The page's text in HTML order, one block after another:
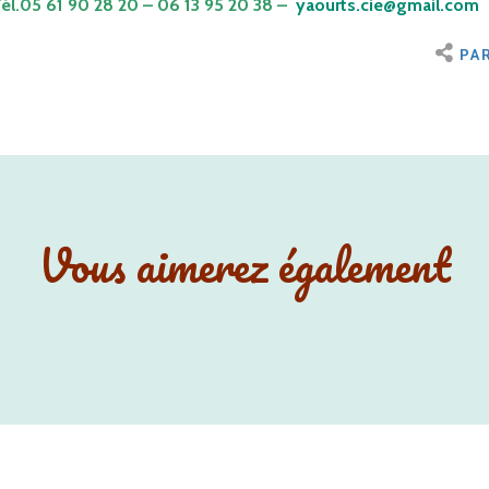
61 90 28 20 – 06 13 95 20 38 – yaourts.cie@gmail.com
Vous aimerez également